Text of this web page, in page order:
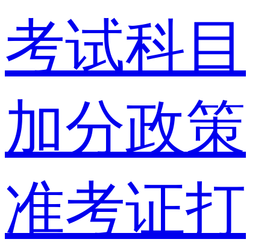
考试科目
加分政策
准考证打